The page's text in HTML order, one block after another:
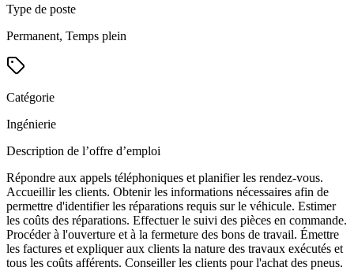
Type de poste
Permanent, Temps plein
Catégorie
Ingénierie
Description de l’offre d’emploi
Répondre aux appels téléphoniques et planifier les rendez-vous.
Accueillir les clients. Obtenir les informations nécessaires afin de
permettre d'identifier les réparations requis sur le véhicule. Estimer
les coûts des réparations. Effectuer le suivi des pièces en commande.
Procéder à l'ouverture et à la fermeture des bons de travail. Émettre
les factures et expliquer aux clients la nature des travaux exécutés et
tous les coûts afférents. Conseiller les clients pour l'achat des pneus.